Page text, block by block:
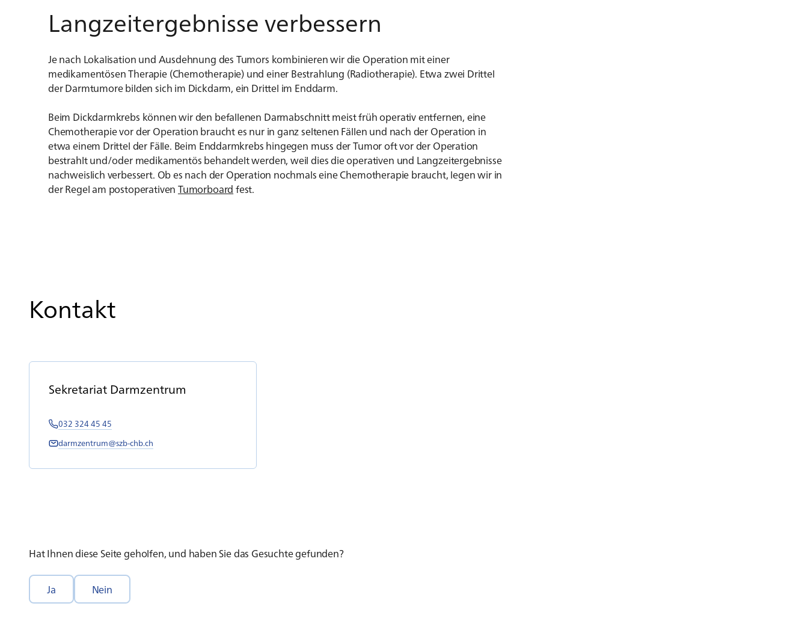
Langzeitergebnisse verbessern
Je nach Lokalisation und Ausdehnung des Tumors kombinieren wir die Operation mit einer
medikamentösen Therapie (Chemotherapie) und einer Bestrahlung (Radiotherapie). Etwa zwei Drittel
der Darmtumore bilden sich im Dickdarm, ein Drittel im Enddarm.
Beim Dickdarmkrebs können wir den befallenen Darmabschnitt meist früh operativ entfernen, eine
Chemotherapie vor der Operation braucht es nur in ganz seltenen Fällen und nach der Operation in
etwa einem Drittel der Fälle. Beim Enddarmkrebs hingegen muss der Tumor oft vor der Operation
bestrahlt und/oder medikamentös behandelt werden, weil dies die operativen und Langzeitergebnisse
nachweislich verbessert. Ob es nach der Operation nochmals eine Chemotherapie braucht, legen wir in
der Regel am postoperativen Tumorboard fest.
Kontakt
Se­kre­ta­ri­at Darm­zen­trum
032 324 45 45
darmzentrum@szb-chb.ch
Hat Ihnen diese Seite geholfen, und haben Sie das Gesuchte gefunden?
Ja Nein